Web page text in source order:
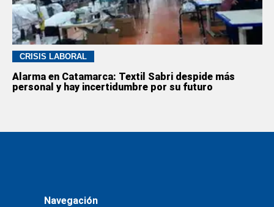
CRISIS LABORAL
Alarma en Catamarca: Textil Sabri despide más
personal y hay incertidumbre por su futuro
Navegación